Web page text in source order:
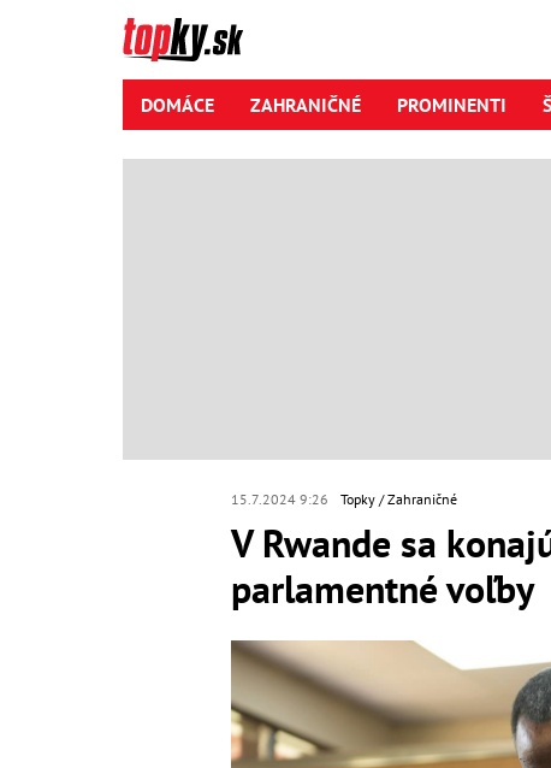
DOMÁCE ZAHRANIČNÉ PROMINENTI
15.7.2024 9:26 Topky Zahraničné
V Rwande sa
parlamentné voľby